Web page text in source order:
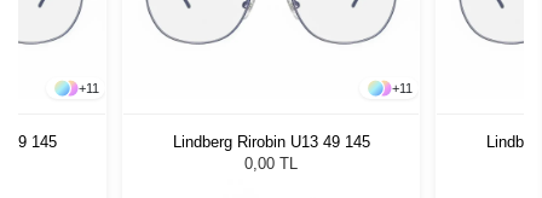
+11
49 145
+11
Lindberg Rirobin U13 49 145
0,00 TL